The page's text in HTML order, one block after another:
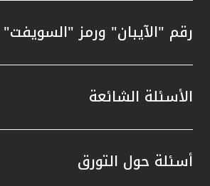
رقم "الآيبان" ورمز "السويفت"
الأسئلة الشائعة
أسئلة حول التورق